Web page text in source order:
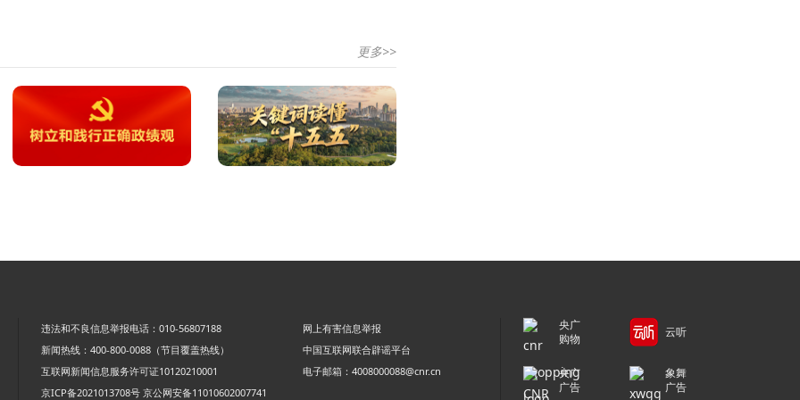
更多>>
违法和不良信息举报电话：010-56807188
网上有害信息举报
新闻热线：400-800-0088（节目覆盖热线）
中国互联网联合辟谣平台
互联网新闻信息服务许可证10120210001
电子邮箱：4008000088@cnr.cn
京ICP备2021013708号 京公网安备11010602007741
央广
购物
云听
央广
广告
象舞
广告